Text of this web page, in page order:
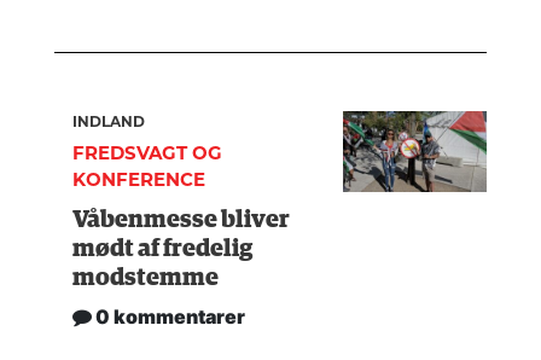
INDLAND
FREDSVAGT OG
KONFERENCE
Våbenmesse bliver
mødt af fredelig
modstemme
0 kommentarer